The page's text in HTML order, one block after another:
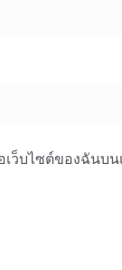
ว็บไซต์ของฉันบ